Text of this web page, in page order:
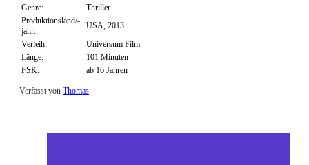
Genre:
Thriller
Produktionsland/-
jahr:
USA, 2013
Verleih:
Universum Film
Länge:
101 Minuten
FSK:
ab 16 Jahren
Verfasst von Thomas